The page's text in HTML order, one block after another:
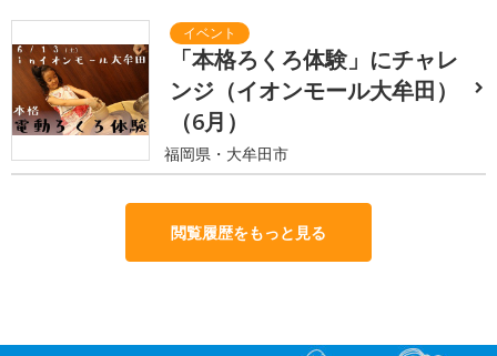
「本格ろくろ体験」にチャレ
ンジ（イオンモール大牟田）
（6月）
福岡県・大牟田市
閲覧履歴をもっと見る